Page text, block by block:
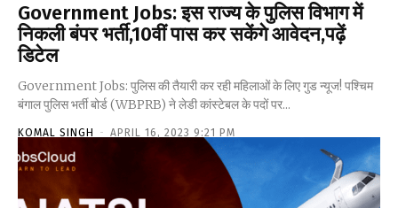
Government Jobs: इस राज्य के पुलिस विभाग में
निकली बंपर भर्ती,10वीं पास कर सकेंगे आवेदन,पढ़ें
डिटेल
Government Jobs: पुलिस की तैयारी कर रही महिलाओं के लिए गुड न्यूज! पश्चिम
बंगाल पुलिस भर्ती बोर्ड (WBPRB) ने लेडी कांस्टेबल के पदों पर...
KOMAL SINGH - APRIL 16, 2023 9:21 PM